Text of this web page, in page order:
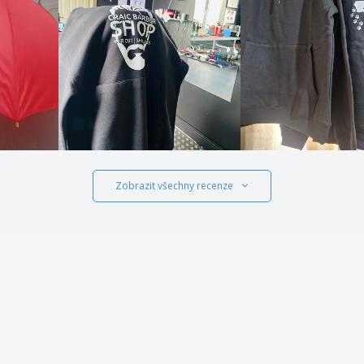
Zobrazit všechny recenze